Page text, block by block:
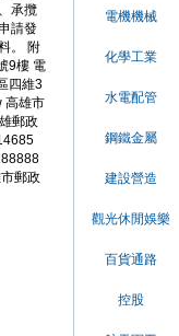
承攬
請發
。 附
9樓 電
四維3
高雄市
郵政
郵政
電機機械
化學工業
水電配管
鋼鐵金屬
建設營造
觀光休閒娛樂
百貨通路
控股